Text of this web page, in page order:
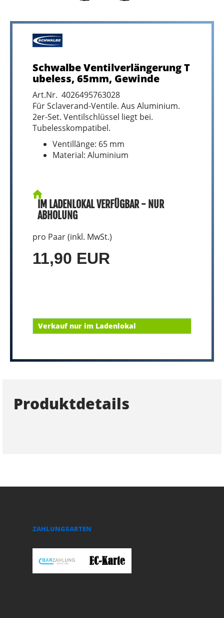
Schwalbe Ventilverlängerung T
ubeless, 65mm, Gewinde
Art.Nr. 4026495763028
Für Sclaverand-Ventile. Aus Aluminium.
2er-Set. Ventilschlüssel liegt bei.
Tubelesskompatibel.
Ventillänge: 65 mm
Material: Aluminium
IM LADENLOKAL VERFÜGBAR - NUR
ABHOLUNG
pro Paar (inkl. MwSt.)
11,90 EUR
Verkauf nur im Ladenlokal
Produktdetails
ZAHLUNGSARTEN